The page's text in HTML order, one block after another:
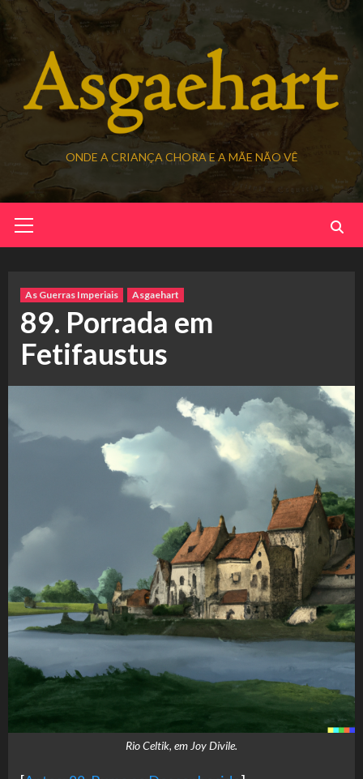
Skip
to
content
ONDE A CRIANÇA CHORA E A MÃE NÃO VÊ
Menu
As Guerras Imperiais Asgaehart
89. Porrada em
Fetifaustus
Rio Celtik, em Joy Divile.